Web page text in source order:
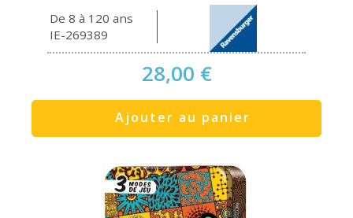
De 8 à 120 ans
IE-269389
28,00 €
Ajouter au panier